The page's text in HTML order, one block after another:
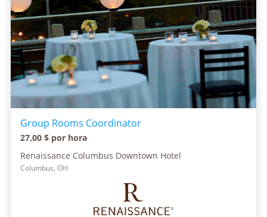
Group Rooms Coordinator
27,00 $ por hora
Renaissance Columbus Downtown Hotel
Columbus, OH